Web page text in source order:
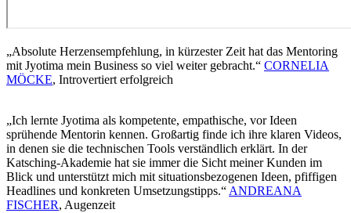
„Absolute Herzensempfehlung, in kürzester Zeit hat das Mentoring
mit Jyotima mein Business so viel weiter gebracht.“ CORNELIA
MÖCKE, Introvertiert erfolgreich
„Ich lernte Jyotima als kompetente, empathische, vor Ideen
sprühende Mentorin kennen. Großartig finde ich ihre klaren Videos,
in denen sie die technischen Tools verständlich erklärt. In der
Katsching-Akademie hat sie immer die Sicht meiner Kunden im
Blick und unterstützt mich mit situationsbezogenen Ideen, pfiffigen
Headlines und konkreten Umsetzungstipps.“ ANDREANA
FISCHER, Augenzeit